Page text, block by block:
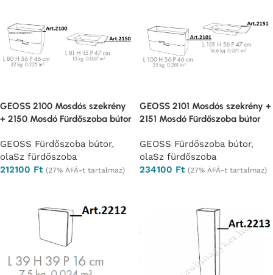
GEOSS 2100 Mosdós szekrény
+ 2150 Mosdó Fürdőszoba bútor
GEOSS Fürdőszoba bútor,
olaSz fürdőszoba
212100 Ft (27% ÁFÁ-t tartalmaz)
GEOSS 2101 Mosdós szekrény +
2151 Mosdó Fürdőszoba bútor
GEOSS Fürdőszoba bútor,
olaSz fürdőszoba
234100 Ft (27% ÁFÁ-t tartalmaz)